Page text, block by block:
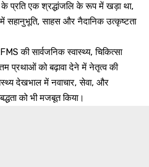
के प्रति एक श्रद्धांजलि के रूप में खड़ा था,
सहानुभूति, साहस और नैदानिक उत्कृष्टता
की सार्वजनिक स्वास्थ्य, चिकित्सा
प्रथाओं को बढ़ावा देने में नेतृत्व की
देखभाल में नवाचार, सेवा, और
को भी मजबूत किया।